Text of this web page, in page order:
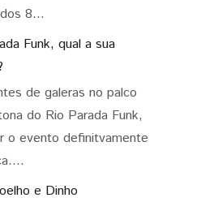
8...
Funk, qual a sua
de galeras no palco
do Rio Parada Funk,
o evento definitvamente
e Dinho